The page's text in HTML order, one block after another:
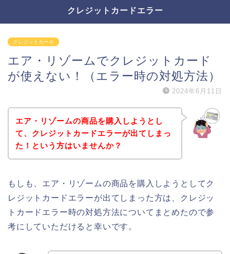
クレジットカードエラー
クレジットカード
エア・リゾームでクレジットカード
が使えない！（エラー時の対処方法）
2024年6月11日
エア・リゾームの商品を購入しようとし
て、クレジットカードエラーが出てしまっ
た！という方はいませんか？
もしも、エア・リゾームの商品を購入しようとしてク
レジットカードエラーが出てしまった方は、クレジッ
トカードエラー時の対処方法についてまとめたので参
考にしていただけると幸いです。